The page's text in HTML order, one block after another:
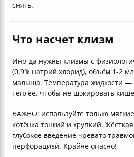
снять.
Что насчет клизм
Иногда нужны клизмы с
(0,9% натрий хлорид), объём 1-2
малыша. Температура жидкости —
теплее, чтобы не шокировать
ВАЖНО: используйте только
котёнка тонкий и хрупкий.
глубокое введение чревато
перфорацией. Крайне опасно!